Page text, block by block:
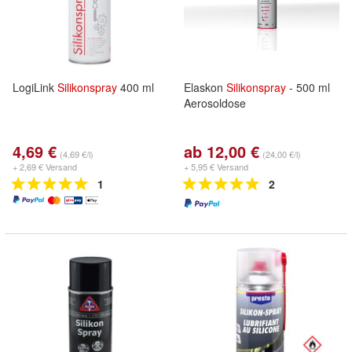
LogiLink Silikonspray 400 ml
4,69 € (4,69 €/l)
+ 2,69 € Versand
1
Elaskon Silikonspray - 500 ml
Aerosoldose
ab 12,00 € (24,00 €/l)
+ 5,95 € Versand
2